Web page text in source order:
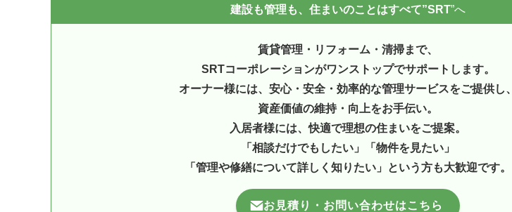
建設も管理も、住まいのことはすべて”SRT”へ
賃貸管理・リフォーム・清掃まで、
SRTコーポレーションがワンストップでサポートします。
オーナー様には、安心・安全・効率的な管理サービスをご提供し、
資産価値の維持・向上をお手伝い。
入居者様には、快適で理想の住まいをご提案。
「相談だけでもしたい」「物件を見たい」
「管理や修繕について詳しく知りたい」という方も大歓迎です。
お見積り・お問い合わせはこちら